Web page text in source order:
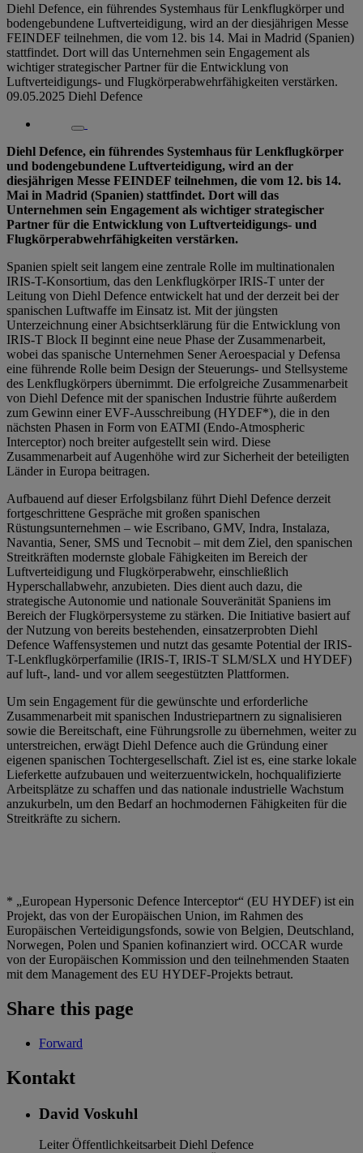
Diehl Defence, ein führendes Systemhaus für Lenkflugkörper und
bodengebundene Luftverteidigung, wird an der diesjährigen Messe
FEINDEF teilnehmen, die vom 12. bis 14. Mai in Madrid (Spanien)
stattfindet. Dort will das Unternehmen sein Engagement als
wichtiger strategischer Partner für die Entwicklung von
Luftverteidigungs- und Flugkörperabwehrfähigkeiten verstärken.
09.05.2025 Diehl Defence
Diehl Defence, ein führendes Systemhaus für Lenkflugkörper
und bodengebundene Luftverteidigung, wird an der
diesjährigen Messe FEINDEF teilnehmen, die vom 12. bis 14.
Mai in Madrid (Spanien) stattfindet. Dort will das
Unternehmen sein Engagement als wichtiger strategischer
Partner für die Entwicklung von Luftverteidigungs- und
Flugkörperabwehrfähigkeiten verstärken.
Spanien spielt seit langem eine zentrale Rolle im multinationalen
IRIS-T-Konsortium, das den Lenkflugkörper IRIS-T unter der
Leitung von Diehl Defence entwickelt hat und der derzeit bei der
spanischen Luftwaffe im Einsatz ist. Mit der jüngsten
Unterzeichnung einer Absichtserklärung für die Entwicklung von
IRIS-T Block II beginnt eine neue Phase der Zusammenarbeit,
wobei das spanische Unternehmen Sener Aeroespacial y Defensa
eine führende Rolle beim Design der Steuerungs- und Stellsysteme
des Lenkflugkörpers übernimmt. Die erfolgreiche Zusammenarbeit
von Diehl Defence mit der spanischen Industrie führte außerdem
zum Gewinn einer EVF-Ausschreibung (HYDEF*), die in den
nächsten Phasen in Form von EATMI (Endo-Atmospheric
Interceptor) noch breiter aufgestellt sein wird. Diese
Zusammenarbeit auf Augenhöhe wird zur Sicherheit der beteiligten
Länder in Europa beitragen.
Aufbauend auf dieser Erfolgsbilanz führt Diehl Defence derzeit
fortgeschrittene Gespräche mit großen spanischen
Rüstungsunternehmen – wie Escribano, GMV, Indra, Instalaza,
Navantia, Sener, SMS und Tecnobit – mit dem Ziel, den spanischen
Streitkräften modernste globale Fähigkeiten im Bereich der
Luftverteidigung und Flugkörperabwehr, einschließlich
Hyperschallabwehr, anzubieten. Dies dient auch dazu, die
strategische Autonomie und nationale Souveränität Spaniens im
Bereich der Flugkörpersysteme zu stärken. Die Initiative basiert auf
der Nutzung von bereits bestehenden, einsatzerprobten Diehl
Defence Waffensystemen und nutzt das gesamte Potential der IRIS-
T-Lenkflugkörperfamilie (IRIS-T, IRIS-T SLM/SLX und HYDEF)
auf luft-, land- und vor allem seegestützten Plattformen.
Um sein Engagement für die gewünschte und erforderliche
Zusammenarbeit mit spanischen Industriepartnern zu signalisieren
sowie die Bereitschaft, eine Führungsrolle zu übernehmen, weiter zu
unterstreichen, erwägt Diehl Defence auch die Gründung einer
eigenen spanischen Tochtergesellschaft. Ziel ist es, eine starke lokale
Lieferkette aufzubauen und weiterzuentwickeln, hochqualifizierte
Arbeitsplätze zu schaffen und das nationale industrielle Wachstum
anzukurbeln, um den Bedarf an hochmodernen Fähigkeiten für die
Streitkräfte zu sichern.
* „European Hypersonic Defence Interceptor“ (EU HYDEF) ist ein
Projekt, das von der Europäischen Union, im Rahmen des
Europäischen Verteidigungsfonds, sowie von Belgien, Deutschland,
Norwegen, Polen und Spanien kofinanziert wird. OCCAR wurde
von der Europäischen Kommission und den teilnehmenden Staaten
mit dem Management des EU HYDEF-Projekts betraut.
Share this page
Forward
Kontakt
David Voskuhl
Leiter Öffentlichkeitsarbeit Diehl Defence